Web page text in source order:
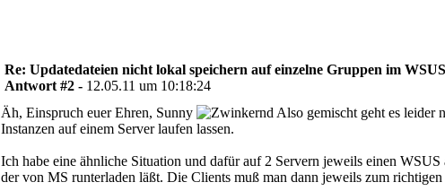
Re: Updatedateien nicht lokal speichern auf einzelne Gruppen im WSUS
Antwort #2 - 12.05.11 um 10:18:24
Äh, Einspruch euer Ehren, Sunny
Also gemischt geht es
Instanzen auf einem Server laufen lassen.
Ich habe eine ähnliche Situation und dafür auf 2 Servern jeweils einen
der von MS runterladen läßt. Die Clients muß man dann jeweils zum